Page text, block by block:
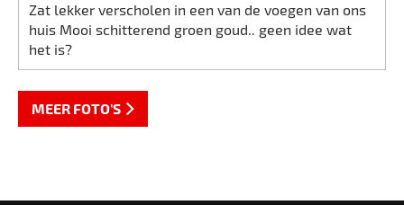
Zat lekker verscholen in een van de voegen van ons
huis Mooi schitterend groen goud.. geen idee wat
het is?
MEER FOTO'S